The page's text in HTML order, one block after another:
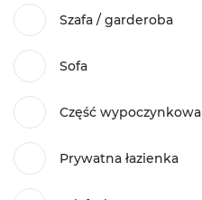
Szafa / garderoba
Sofa
Część wypoczynkowa
Prywatna łazienka